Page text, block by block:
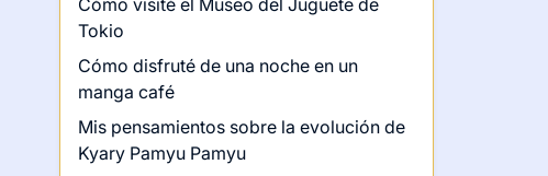
Cómo visité el Museo del Juguete de
Tokio
Cómo disfruté de una noche en un
manga café
Mis pensamientos sobre la evolución de
Kyary Pamyu Pamyu